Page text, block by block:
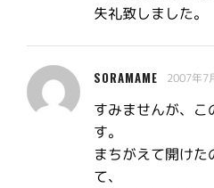
失礼致しました。
SORAMAME 2007年7
すみませんが、こ
す。
まちがえて開けた
て、